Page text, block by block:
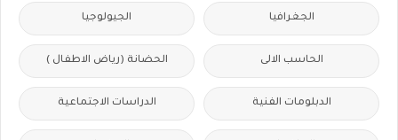
الجغرافيا الجيولوجيا
الحاسب الالى الحضانة (رياض الاطفال )
الدبلومات الفنية الدراسات الاجتماعية